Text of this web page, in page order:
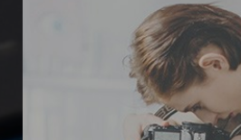
mismo usuario y
para acceder al campus
https://
Dirección de correo electrónico